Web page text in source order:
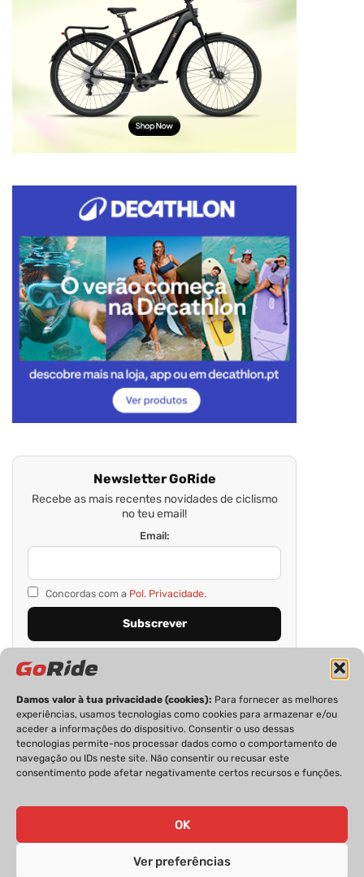
Damos valor à tua privacidade (cookies): Para fornecer as melhores
experiências, usamos tecnologias como cookies para armazenar e/ou
aceder a informações do dispositivo. Consentir o uso dessas
tecnologias permite-nos processar dados como o comportamento de
navegação ou IDs neste site. Não consentir ou recusar este
consentimento pode afetar negativamente certos recursos e funções.
OK
Ver preferências
Newsletter GoRide
Recebe as mais recentes novidades de ciclismo
no teu email!
Email:
Concordas com a Pol. Privacidade.
PRIVACIDADE FICHA TÉCNICA
ESTATUTO EDITORIAL